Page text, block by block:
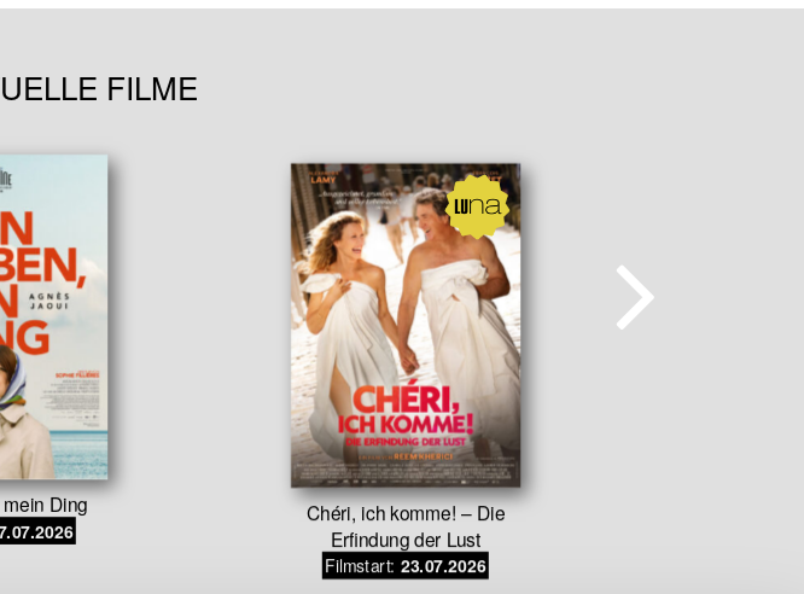
FILME
Ding
Chéri, ich komme! – Die
Erfindung der Lust
Filmstart: 23.07.2026